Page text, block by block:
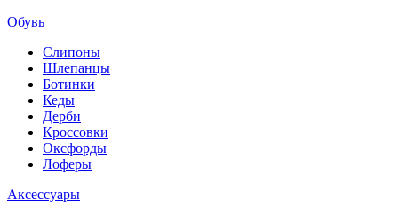
Обувь
Слипоны
Шлепанцы
Ботинки
Кеды
Дерби
Кроссовки
Оксфорды
Лоферы
Аксессуары